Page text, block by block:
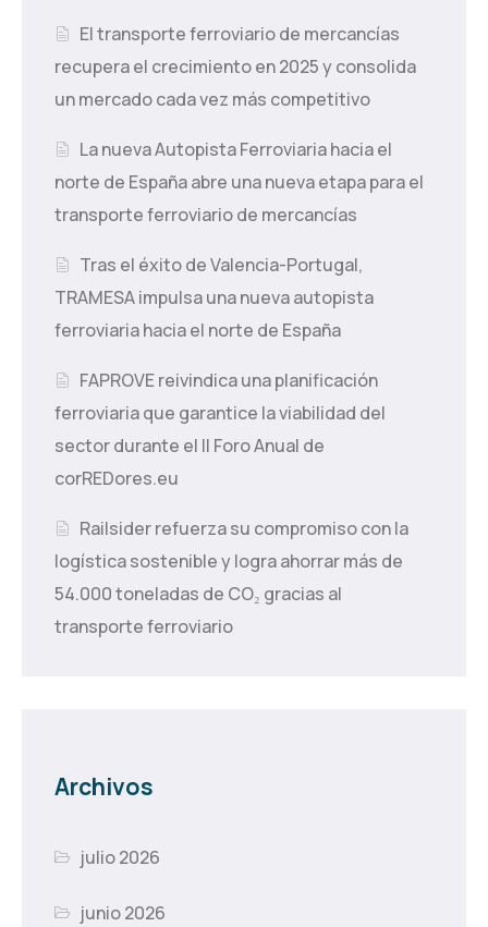
El transporte ferroviario de mercancías
recupera el crecimiento en 2025 y consolida
un mercado cada vez más competitivo
La nueva Autopista Ferroviaria hacia el
norte de España abre una nueva etapa para el
transporte ferroviario de mercancías
Tras el éxito de Valencia-Portugal,
TRAMESA impulsa una nueva autopista
ferroviaria hacia el norte de España
FAPROVE reivindica una planificación
ferroviaria que garantice la viabilidad del
sector durante el II Foro Anual de
corREDores.eu
Railsider refuerza su compromiso con la
logística sostenible y logra ahorrar más de
54.000 toneladas de CO₂ gracias al
transporte ferroviario
Archivos
julio 2026
junio 2026